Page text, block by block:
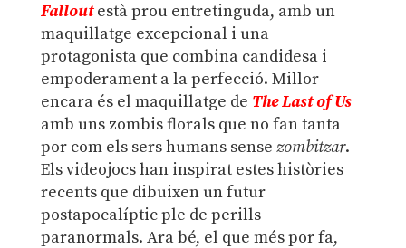
Falloutestà prou entretinguda, amb un
maquillatge excepcional i una
protagonista que combina candidesa i
empoderament a la perfecció. Millor
encara és el maquillatge de The Last of Us
amb uns zombis florals que no fan tanta
por com els sers humans sense zombitzar.
Els videojocs han inspirat estes històries
recents que dibuixen un futur
postapocalíptic ple de perills
paranormals. Ara bé, el que més por fa,